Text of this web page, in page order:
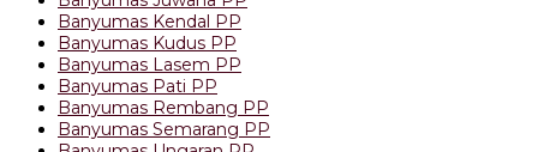
Banyumas Kendal PP
Banyumas Kudus PP
Banyumas Lasem PP
Banyumas Pati PP
Banyumas Rembang PP
Banyumas Semarang PP